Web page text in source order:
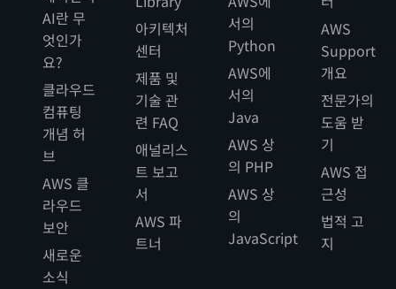
AI란 무
엇인가
요?
클라우드
컴퓨팅
개념 허
브
AWS 클
라우드
보안
새로운
소식
아키텍처
센터
제품 및
기술 관
련 FAQ
애널리스
트 보고
서
AWS 파
트너
서의
Python
AWS에
서의
Java
AWS 상
의 PHP
AWS 상
의
JavaScript
AWS
Support
개요
전문가의
도움 받
기
AWS 접
근성
법적 고
지